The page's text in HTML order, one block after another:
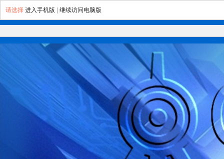
请选择 进入手机版 继续访问电脑版